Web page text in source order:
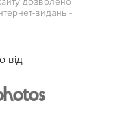
видань -
від